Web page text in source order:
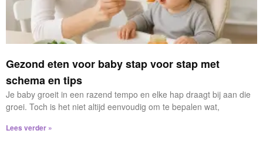
Gezond eten voor baby stap voor stap met
schema en tips
Je baby groeit in een razend tempo en elke hap draagt bij aan die
groei. Toch is het niet altijd eenvoudig om te bepalen wat,
Lees verder »